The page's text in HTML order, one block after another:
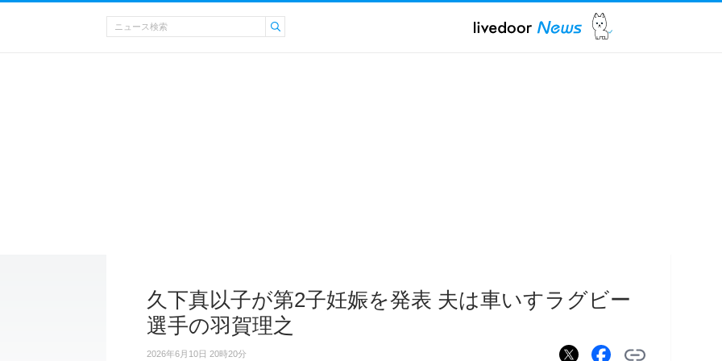
久下真以子が第2子妊娠を発表 夫は車いすラグビー
選手の羽賀理之
2026年6月10日 20時20分